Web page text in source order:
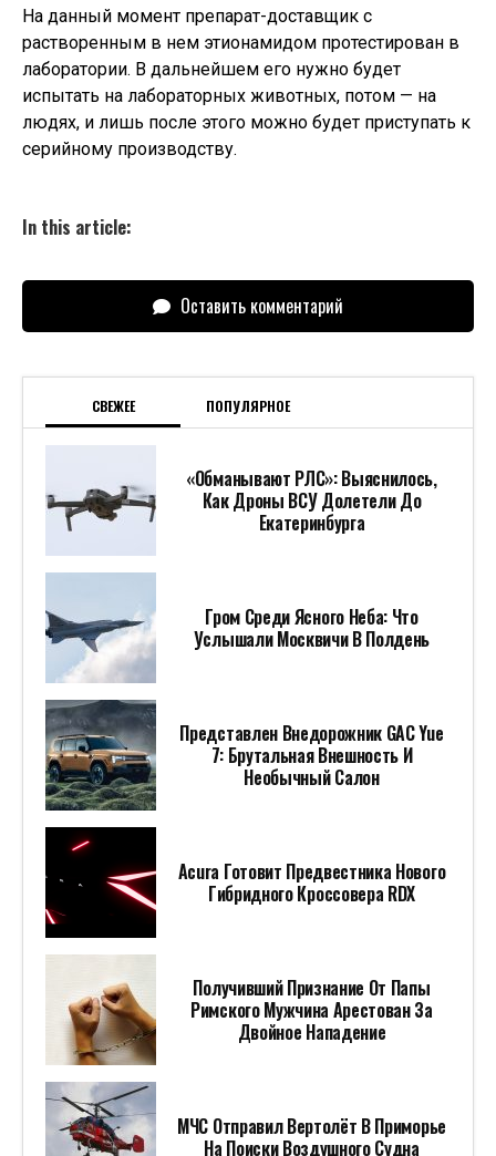
На данный момент препарат-доставщик с
растворенным в нем этионамидом протестирован в
лаборатории. В дальнейшем его нужно будет
испытать на лабораторных животных, потом — на
людях, и лишь после этого можно будет приступать к
серийному производству.
In this article:
Оставить комментарий
СВЕЖЕЕ ПОПУЛЯРНОЕ
«Обманывают РЛС»: Выяснилось,
Как Дроны ВСУ Долетели До
Екатеринбурга
Гром Среди Ясного Неба: Что
Услышали Москвичи В Полдень
Представлен Внедорожник GAC Yue
7: Брутальная Внешность И
Необычный Салон
Acura Готовит Предвестника Нового
Гибридного Кроссовера RDX
Получивший Признание От Папы
Римского Мужчина Арестован За
Двойное Нападение
МЧС Отправил Вертолёт В Приморье
На Поиски Воздушного Судна